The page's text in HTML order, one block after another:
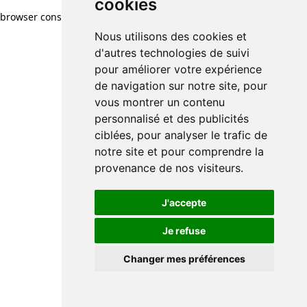
cookies
Nous utilisons des cookies et
d'autres technologies de suivi
pour améliorer votre expérience
de navigation sur notre site, pour
vous montrer un contenu
personnalisé et des publicités
ciblées, pour analyser le trafic de
notre site et pour comprendre la
provenance de nos visiteurs.
J'accepte
Je refuse
Changer mes préférences
browser console for more information)